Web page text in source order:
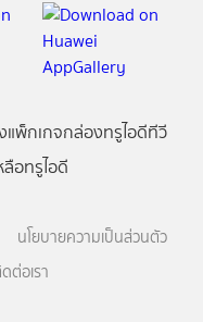
แพ็กเกจกล่องทรูไอดีทีวี
อทรูไอดี
นโยบายความเป็นส่วนตัว
ต่อเรา